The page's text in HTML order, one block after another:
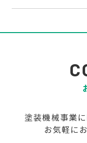
塗装機械事業に
お気軽に